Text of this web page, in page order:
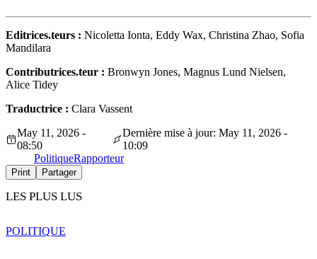
Editrices.teurs : Nicoletta Ionta, Eddy Wax, Christina Zhao, Sofia
Mandilara
Contributrices.teur : Bronwyn Jones, Magnus Lund Nielsen,
Alice Tidey
Traductrice : Clara Vassent
May 11, 2026 -
08:50
Dernière mise à jour: May 11, 2026 -
10:09
PolitiqueRapporteur
Print Partager
LES PLUS LUS
POLITIQUE